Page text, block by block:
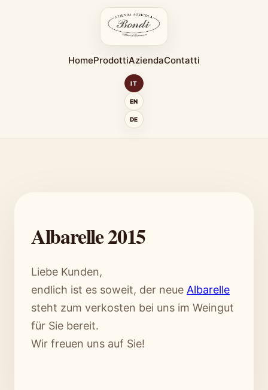
HomeProdottiAziendaContatti
IT
EN
DE
Albarelle 2015
Liebe Kunden,
endlich ist es soweit, der neue Albarelle
steht zum verkosten bei uns im Weingut
für Sie bereit.
Wir freuen uns auf Sie!